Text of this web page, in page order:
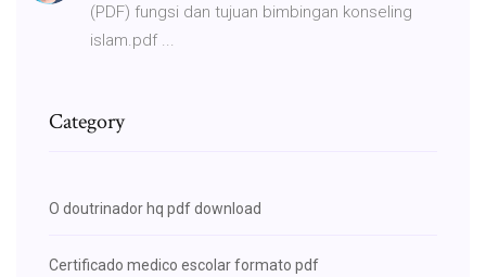
(PDF) fungsi dan tujuan bimbingan konseling
islam.pdf ...
Category
O doutrinador hq pdf download
Certificado medico escolar formato pdf